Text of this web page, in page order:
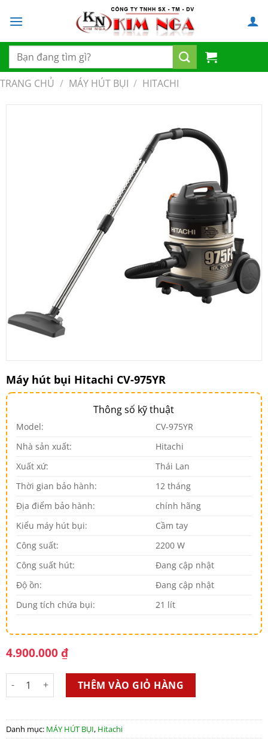
đến
dung
Tìm
kiếm:
TRANG CHỦ / MÁY HÚT BỤI / HITACHI
Máy hút bụi Hitachi CV-975YR
Thông số kỹ thuật
Model:
CV-975YR
Nhà sản xuất:
Hitachi
Xuất xứ:
Thái Lan
Thời gian bảo hành:
12 tháng
Địa điểm bảo hành:
chính hãng
Kiểu máy hút bụi:
Cầm tay
Công suất:
2200 W
Công suất hút:
Đang cập nhật
Độ ồn:
Đang cập nhật
Dung tích chứa bụi:
21 lít
4.900.000₫
Máy hút bụi Hitachi CV-975YR số lượng
THÊM VÀO GIỎ HÀNG
Danh mục: MÁY HÚT BỤI, Hitachi